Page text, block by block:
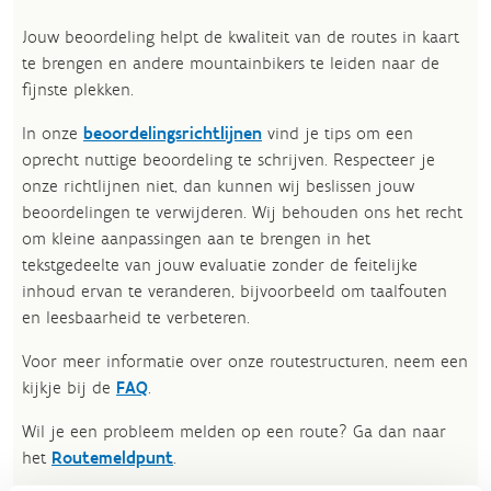
Jouw beoordeling helpt de kwaliteit van de routes in kaart
te brengen en andere mountainbikers te leiden naar de
fijnste plekken.
In onze beoordelingsrichtlijnen vind je tips om een
oprecht nuttige beoordeling te schrijven. Respecteer je
onze richtlijnen niet, dan kunnen wij beslissen jouw
beoordelingen te verwijderen. Wij behouden ons het recht
om kleine aanpassingen aan te brengen in het
tekstgedeelte van jouw evaluatie zonder de feitelijke
inhoud ervan te veranderen, bijvoorbeeld om taalfouten
en leesbaarheid te verbeteren.​
Voor meer informatie over onze routestructuren, neem een
kijkje bij de FAQ.
Wil je een probleem melden op een route? Ga dan naar
het Routemeldpunt.